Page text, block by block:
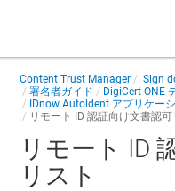
Content Trust Manager Sign
署名者ガイド
DigiCert ONE
IDnow Autoldent アプリケー
リモート ID 認証向け文書認可
リモート ID
リスト